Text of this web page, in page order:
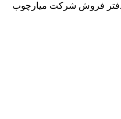
- دفتر فروش شرکت میارچوب